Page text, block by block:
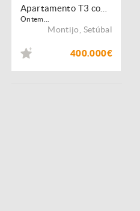
Ontem...
Montijo Setúbal
400.000€